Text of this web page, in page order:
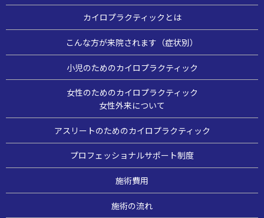
カイロプラクティックとは
こんな方が来院されます（症状別）
小児のためのカイロプラクティック
女性のためのカイロプラクティック
女性外来について
アスリートのためのカイロプラクティック
プロフェッショナルサポート制度
施術費用
施術の流れ